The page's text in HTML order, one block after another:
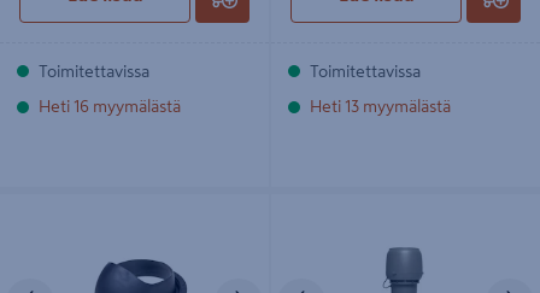
Toimitettavissa
Heti 16 myymälästä
Toimitettavissa
Heti 13 myymälästä
Edellinen SeuraavaEdellinen